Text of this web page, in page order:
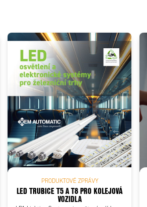
PRODUKTOVÉ ZPRÁVY
LED TRUBICE T5 A T8 PRO KOLEJOVÁ
VOZIDLA